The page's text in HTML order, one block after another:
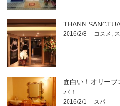
THANN
2016/2/8 コスメ ,
面白い！オリーブ
パ！
2016/2/1 スパ